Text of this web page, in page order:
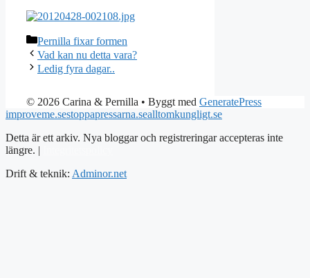
Kategorier
Pernilla fixar formen
Vad kan nu detta vara?
Ledig fyra dagar..
© 2026 Carina & Pernilla • Byggt med GeneratePress
improveme.sestoppapressarna.sealltomkungligt.se
Detta är ett arkiv. Nya bloggar och registreringar accepteras inte
längre. |
Drift & teknik: Adminor.net